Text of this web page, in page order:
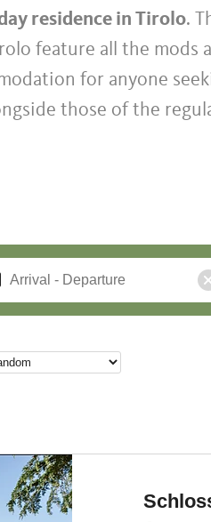
residence in Tirolo.
feature all the mods
for anyone
those of the